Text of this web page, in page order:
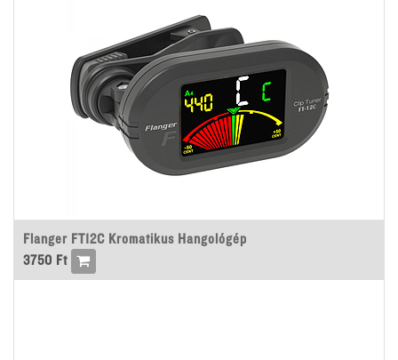
Flanger FT12C Kromatikus Hangológép
3750 Ft